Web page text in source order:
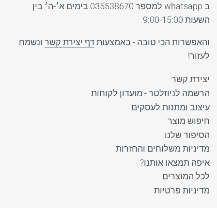
ב whatsapp למספר 035538670 בימים א׳-ה׳ בין
השעות 9:00-15:00
והאפשרות הכי טובה - באמצעותדף יצירת קשר ונשמח
לעזור!
יצירת קשר
הרשמה לניוזלטר - מועדון לקוחות
עיצוב ומתנות לעסקים
חיפוש מוצר
הסיפור שלנו
מדיניות משלוחים והחזרות
איפה תמצאו אותנו?
לכל המוצרים
מדיניות פרטיות